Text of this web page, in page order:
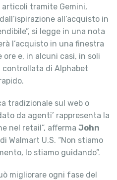
articoli tramite Gemini,
all’acquisto in
si legge in una nota
l’acquisto in una finestra
e, in alcuni casi, in soli
controllata di Alphabet
tradizionale sul web o
da agenti’ rappresenta la
nel retail”, afferma John
Walmart U.S. “Non stiamo
lo stiamo guidando”.
migliorare ogni fase del